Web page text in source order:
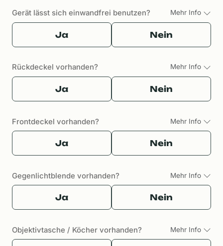
Gerät lässt sich einwandfrei benutzen? Mehr Info
Ja Nein
Rückdeckel vorhanden? Mehr Info
Ja Nein
Frontdeckel vorhanden? Mehr Info
Ja Nein
Gegenlichtblende vorhanden? Mehr Info
Ja Nein
Objektivtasche / Köcher vorhanden? Mehr Info